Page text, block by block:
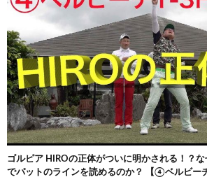
ゴルピア HIROの正体がついに明かされる！？
でパットのラインを読めるのか？ 【④ベルビー